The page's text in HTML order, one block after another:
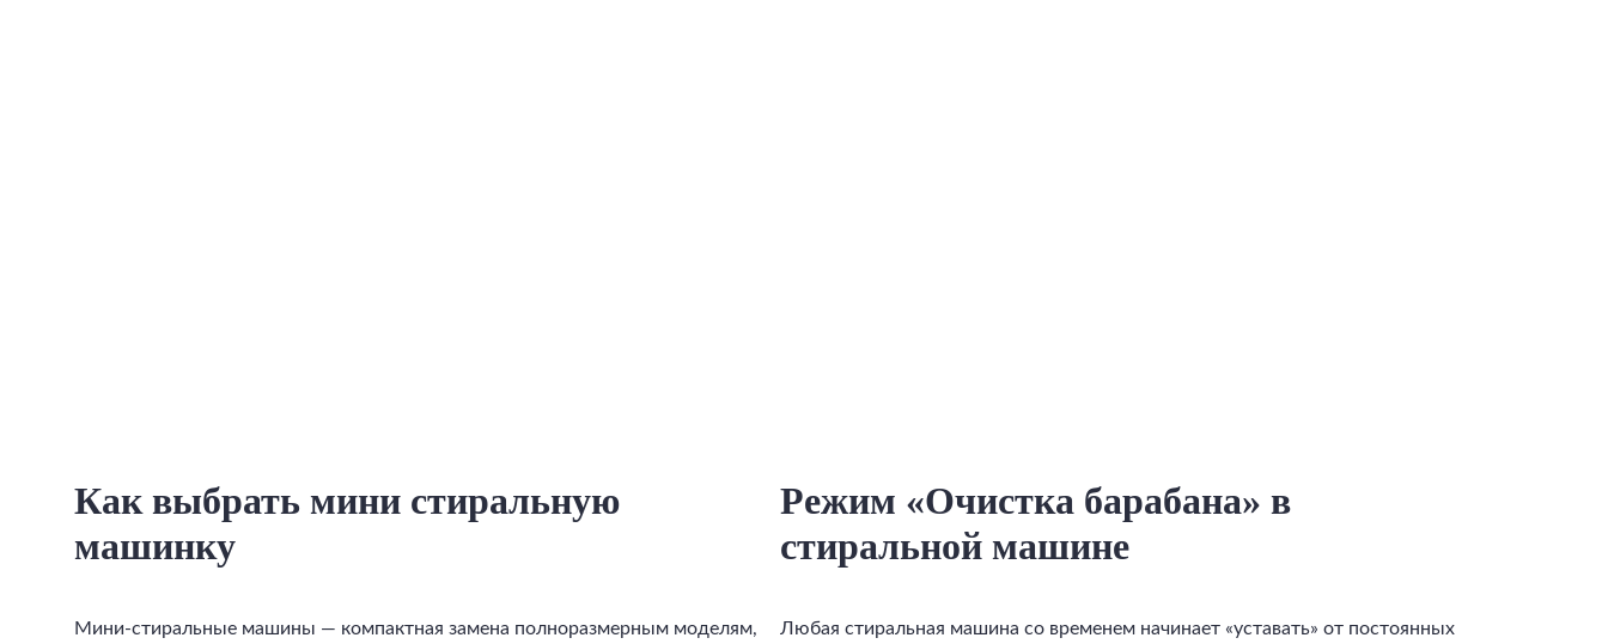
Как выбрать мини стиральную
машинку
Мини-стиральные машины — компактная замена полноразмерным моделям,
Режим «Очистка барабана» в
стиральной машине
Любая стиральная машина со временем начинает «уставать» от постоянных